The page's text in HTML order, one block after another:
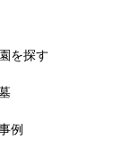
を探す
例